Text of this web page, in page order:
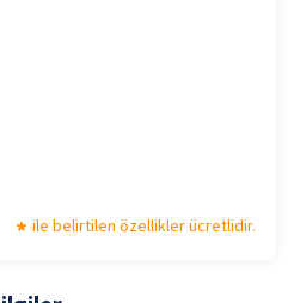
ile belirtilen özellikler ücretlidir.